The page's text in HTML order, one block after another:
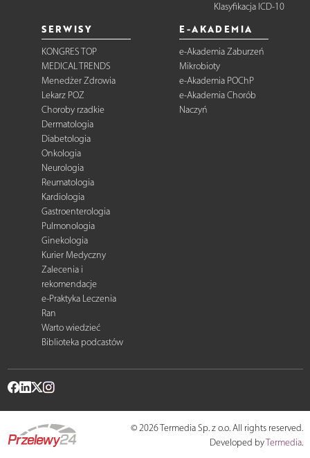
Klasyfikacja ICD-10
SERWISY
KONGRES TOP
MEDICAL TRENDS
Menedżer Zdrowia
Lekarz POZ
Choroby rzadkie
Dermatologia
Diabetologia
Onkologia
Neurologia
Reumatologia
Kardiologia
Gastroenterologia
Pulmonologia
Ginekologia
Kurier Medyczny
Zalecenia i
rekomendacje
e-Praktyka Leczenia
Ran
Warto wiedzieć
Biblioteka podcastów
E-AKADEMIA
e-Akademia Zaburzeń
Mikrobioty
e-Akademia POChP
e-Akademia Chorób
Naczyń
© 2026 Termedia Sp. z o.o. All rights reserved.
Developed byTermedia.